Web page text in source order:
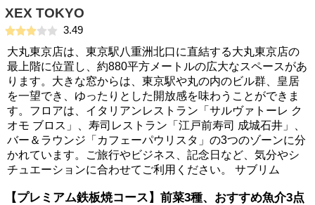
XEX TOKYO
3.49
大丸東京店は、東京駅八重洲北口に直結する大丸東京店の
最上階に位置し、約880平方メートルの広大なスペースがあ
ります。大きな窓からは、東京駅や丸の内のビル群、皇居
を一望でき、ゆったりとした開放感を味わうことができま
す。フロアは、イタリアンレストラン「サルヴァトーレ ク
オモ ブロス」、寿司レストラン「江戸前寿司 成城石井」、
バー＆ラウンジ「カフェーパウリスタ」の3つのゾーンに分
かれています。ご旅行やビジネス、記念日など、気分やシ
チュエーションに合わせてご利用ください。 サブリム
【プレミアム鉄板焼コース】前菜3種、おすすめ魚介3点